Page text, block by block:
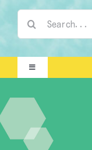
Toggle
Navigation
ポスター展